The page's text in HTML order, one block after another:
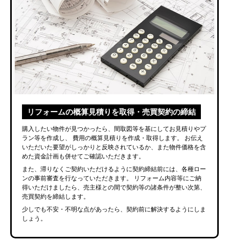
リフォームの概算見積りを取得・売買契約の締結
購入したい物件が見つかったら、間取図等を基にしてお見積りやプ
ラン等を作成し、
費用の概算見積りを作成・取得します。
お伝え
いただいた要望がしっかりと反映されているか、また物件価格を含
めた資金計画も併せてご確認いただきます。
また、滞りなくご契約いただけるように契約締結前には、各種ロー
ンの事前審査を行なっていただきます。
リフォーム内容等にご納
得いただけましたら、売主様との間で契約等の諸条件が整い次第、
売買契約を締結します。
少しでも不安・不明な点があったら、契約前に解決するようにしま
しょう。